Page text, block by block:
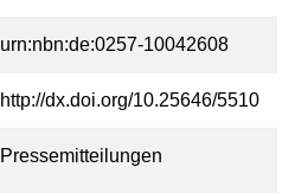
urn:nbn:de:0257-10042608
http://dx.doi.org/10.25646/5510
Pressemitteilungen